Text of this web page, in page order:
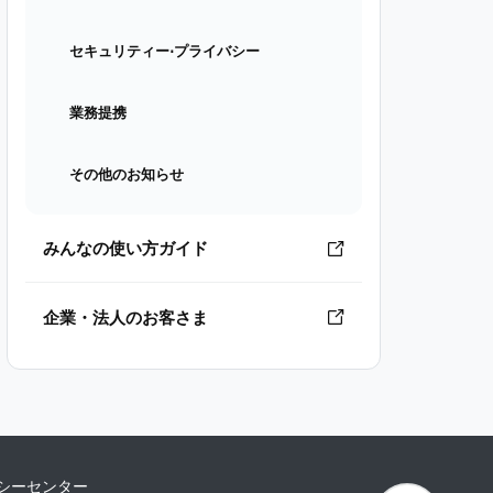
セキュリティー⋅プライバシー
業務提携
その他のお知らせ
みんなの使い方ガイド
企業・法人のお客さま
ーセンター